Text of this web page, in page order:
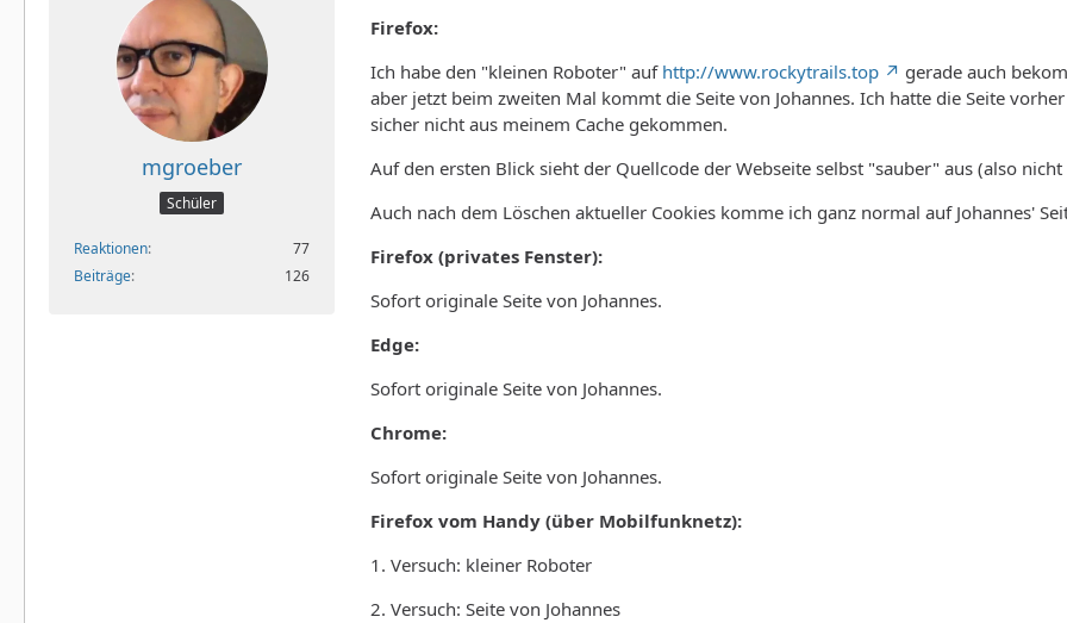
mgroeber
Schüler
Reaktionen
77
Beiträge
126
Firefox:
Ich habe den "kleinen Roboter" auf http://www.rockytrails.top
gerade auch
aber jetzt beim zweiten Mal kommt die Seite von Johannes. Ich hatte die Seite
sicher nicht aus meinem Cache gekommen.
Auf den ersten Blick sieht der Quellcode der Webseite selbst "sauber" aus (also
Auch nach dem Löschen aktueller Cookies komme ich ganz normal auf Johannes'
Firefox (privates Fenster):
Sofort originale Seite von Johannes.
Edge:
Sofort originale Seite von Johannes.
Chrome:
Sofort originale Seite von Johannes.
Firefox vom Handy (über Mobilfunknetz):
1. Versuch: kleiner Roboter
2. Versuch: Seite von Johannes